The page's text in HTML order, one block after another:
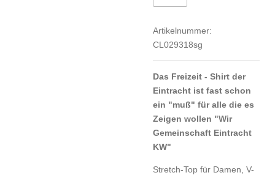
Artikelnummer:
CL029318sg
Das Freizeit - Shirt der
Eintracht ist fast schon
ein "muß" für alle die es
Zeigen wollen "Wir
Gemeinschaft Eintracht
KW"
Stretch-Top für Damen, V-